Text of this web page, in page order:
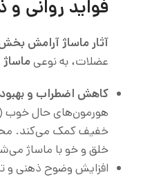
فواید روانی
آثار ماساژ آرامش
عضلات، به نوعی
کاهش اضطراب و
هورمون‌های حال خوب
خفیف کمک می‌کند. محیط
خلق و خو با ماساژ
افزایش وضوح ذهنی و